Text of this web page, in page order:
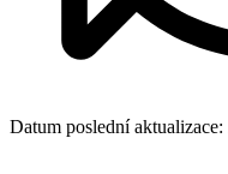
Datum poslední aktualizace: